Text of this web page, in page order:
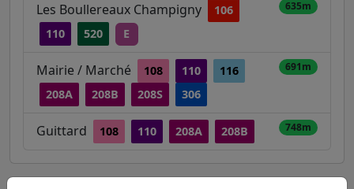
Les Boullereaux Champigny
106
110
520 E
635m
Mairie / Marché 108 110
116
208A
208B 208S 306
691m
Guittard 108 110 208A 208B 748m